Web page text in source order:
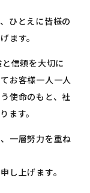
ひとえに皆様の
ます。
信頼を大切に
お客様一人一人
使命のもと、社
ます。
一層努力を重ね
し上げます。